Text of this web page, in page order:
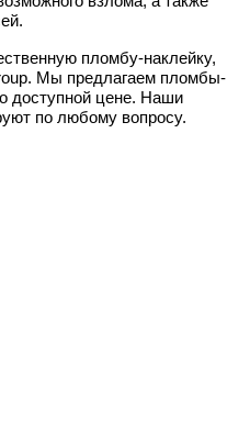
пломбу-наклейку,
Мы предлагаем пломбы-
доступной цене. Наши
по любому вопросу.